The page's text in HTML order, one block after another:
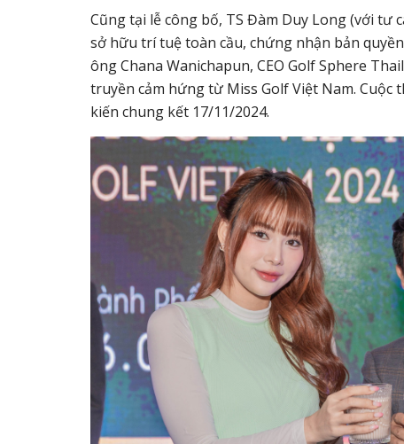
Cũng tại lễ công bố, TS Đàm Duy Long (với tư
sở hữu trí tuệ toàn cầu, chứng nhận bản
ông Chana Wanichapun, CEO Golf Sphere
truyền cảm hứng từ Miss Golf Việt Nam.
kiến chung kết 17/11/2024.